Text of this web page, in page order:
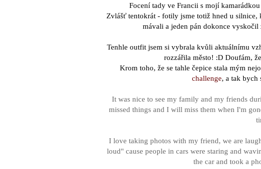
Focení tady ve Francii s mojí kamarádkou
Zvlášť tentokrát - fotily jsme totiž hned u silnice,
mávali a jeden pán dokonce vyskočil
Tenhle outfit jsem si vybrala kvůli aktuálnímu
rozzářila město! :D Doufám,
Krom toho, že se tahle čepice stala mým
challenge, a tak bych
It was nice to see my family and my friends
missed things and I will miss them when I'm
I love taking photos with my friend, we are
loud" cause people in cars were staring and
the car and took a